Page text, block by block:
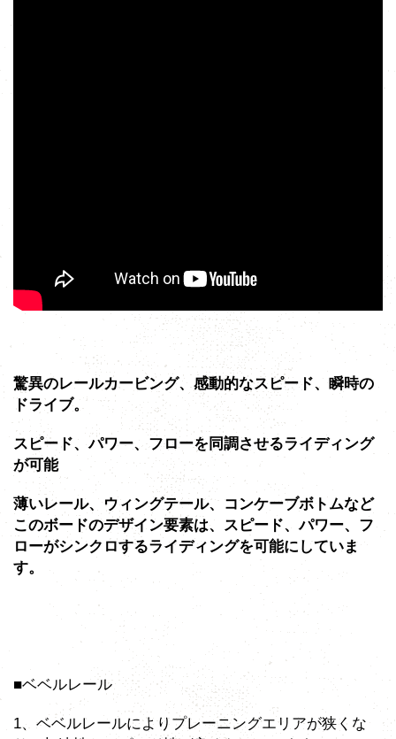
驚異のレールカービング、感動的なスピード、瞬時の
ドライブ。
スピード、パワー、フローを同調させるライディング
が可能
薄いレール、ウィングテール、コンケーブボトムなど
このボードのデザイン要素は、スピード、パワー、フ
ローがシンクロするライディングを可能にしていま
す。
■ベベルレール
1、ベベルレールによりプレーニングエリアが狭くな